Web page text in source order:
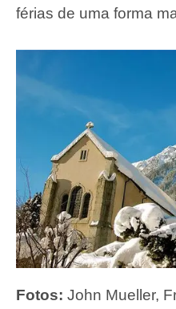
férias de uma forma
Fotos: John Mueller,